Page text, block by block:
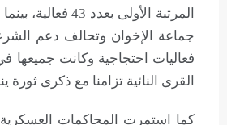
المرتبة الأولى بعدد
فعاليات احتجاجية وكانت جميعها
القرى النائية تزامنا مع ذكرى ثورة
كما استمرت المحاكمات العسكرية